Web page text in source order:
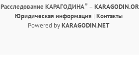
Расследование КАРАГОДИНА® –
Юридическая информация | Контакты
Powered byKARAGODIN.NET